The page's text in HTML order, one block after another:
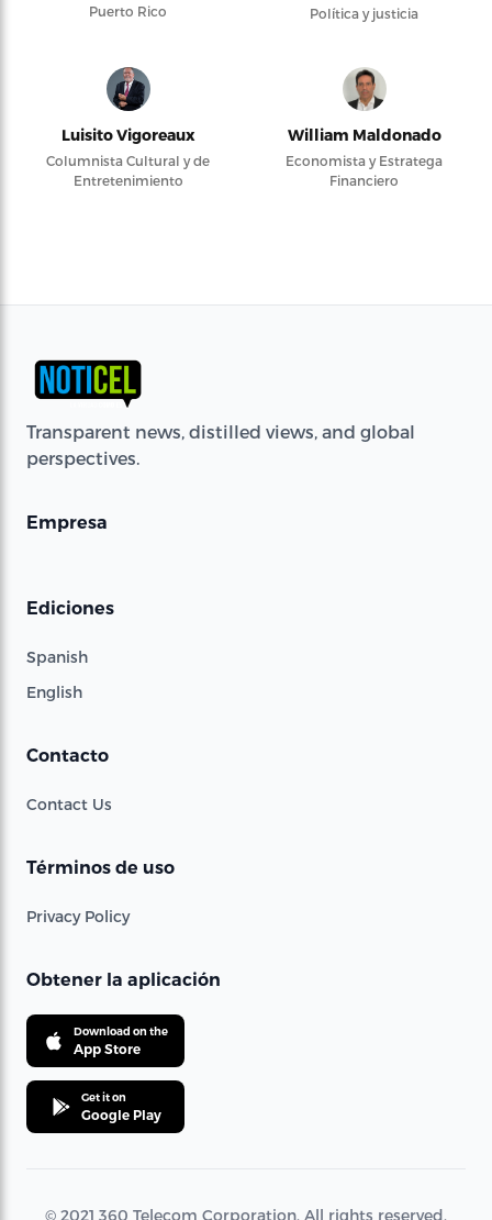
Puerto Rico
Política y justicia
Luisito Vigoreaux
Columnista Cultural y de
Entretenimiento
William Maldonado
Economista y Estratega
Financiero
Transparent news, distilled views, and global
perspectives.
Empresa
Ediciones
Spanish
English
Contacto
Contact Us
Términos de uso
Privacy Policy
Obtener la aplicación
Download on the
App Store
Get it on
Google Play
© 2021 360 Telecom Corporation. All rights reserved.